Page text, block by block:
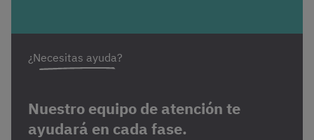
¿Necesitas ayuda?
Nuestro equipo de atención te
ayudará en cada fase.